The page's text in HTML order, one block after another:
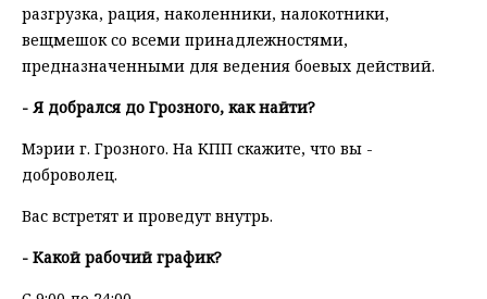
разгрузка, рация, наколенники, налокотники,
вещмешок со всеми принадлежностями,
предназначенными для ведения боевых действий.
- Я добрался до Грозного, как найти?
Мэрии г. Грозного. На КПП скажите, что вы -
доброволец.
Вас встретят и проведут внутрь.
- Какой рабочий график?